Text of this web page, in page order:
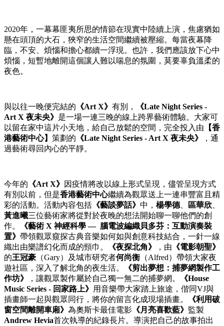
2020年，一幕幕匪夷所思的情節在現實中陸續上演，焦慮猶如
懸在頭頂的大石，狹窄的生活空間繼續被壓縮。每當夜幕降
臨，不安、煩惱和擔心都續一浮現。也許，我們應該放下心中
煩惱，短暫地離開這個讓人難以喘息的氛圍，莫要辜負溫柔的
夜色。
與以往一晚便完結的 《Art X》 有別， 《Late Night Series -
Art X 夜未央》 是一場一連三晚的線上跨界藝術體驗。大家可
以留在家中這片小天地，給自己放鬆的空間，完全投入由 【香
港藝術中心】 策劃的 《Late Night Series - Art X 夜未央》
，通
過藝術尋回內心的平靜。
今年的 《Art X》 因疫情將改以線上形式呈現，儘管呈現方式
有別以前，但是香港藝術中心繼續為觀眾送上一連串豐富且精
彩的活動。活動內容包括 《藝談夢話》 中， 楊學德 區華欣
黃進曦三位藝術家將從對於夜晚的想法開始聊一聊他們的創
作。
《藝術X神經科學— 腦電波編織貝多芬：互動演奏裝
置》 帶領觀眾窺探古典音樂如何如與創意科技結合，一針一線
織出由樂譜幻化而成的頸巾。
《夜探北角》 ，由 《電影朝聖》
的王冠豪 （Gary）及城市研究者何尚衡 （Alfred）帶領大家夜
遊社區，深入了解北角的夜生活。
《剪出夢想：捕夢網製作工
作坊》
，讓觀眾製作屬於自己獨一無二的捕夢網。 《House
Music Series - 回家路上》 用音樂帶大家踏上旅途，偕同VJ與
插畫師一起與觀眾同行，將你的留言化成現場插畫。
《利用破
窗空間離開車廂》 為奧斯卡最佳電影 《月亮喜歡藍》 監製
Andrew Hevia首次執導的紀錄長片。導演把自己的故事拍出